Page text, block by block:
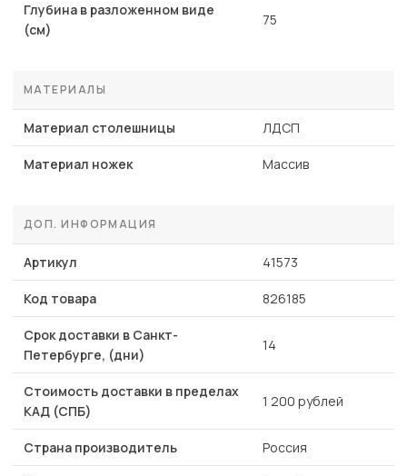
Глубина в разложенном виде
(см)
75
МАТЕРИАЛЫ
Материал столешницы ЛДСП
Материал ножек Массив
ДОП. ИНФОРМАЦИЯ
Артикул 41573
Код товара 826185
Срок доставки в Санкт-
Петербурге, (дни)
14
Стоимость доставки в пределах
КАД (СПБ)
1 200 рублей
Страна производитель Россия